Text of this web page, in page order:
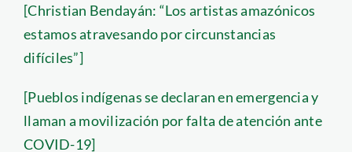
[Christian Bendayán: “Los artistas amazónicos
estamos atravesando por circunstancias
difíciles”]
[Pueblos indígenas se declaran en emergencia y
llaman a movilización por falta de atención ante
COVID-19]